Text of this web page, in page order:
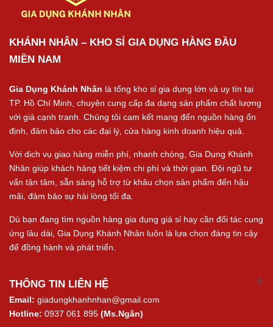
KHÁNH NHÂN – KHO SỈ GIA DỤNG HÀNG ĐẦU
MIỀN NAM
Gia Dụng Khánh Nhân là tổng kho sỉ gia dụng lớn và uy tín tại
TP. Hồ Chí Minh, chuyên cung cấp đa dạng sản phẩm chất lượng
với giá cạnh tranh. Chúng tôi cam kết mang đến nguồn hàng ổn
định, đảm bảo cho các đại lý, cửa hàng kinh doanh hiệu quả.
Với dịch vụ giao hàng miễn phí, nhanh chóng, Gia Dụng Khánh
Nhân giúp khách hàng tiết kiệm chi phí và thời gian. Đội ngũ tư
vấn tận tâm, sẵn sàng hỗ trợ từ khâu chọn sản phẩm đến hậu
mãi, đảm bảo sự hài lòng tối đa.
Dù bạn đang tìm nguồn hàng gia dụng giá sỉ hay cần đối tác cung
ứng lâu dài, Gia Dụng Khánh Nhân luôn là lựa chọn đáng tin cậy
để đồng hành và phát triển.
THÔNG TIN LIÊN HỆ
Email: giadungkhanhnhan@gmail.com
Hotline: 0937 061 895 (Ms.Ngân)